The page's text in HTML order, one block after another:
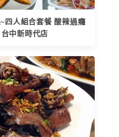
四人組合套餐 酸辣過癮
中新時代店